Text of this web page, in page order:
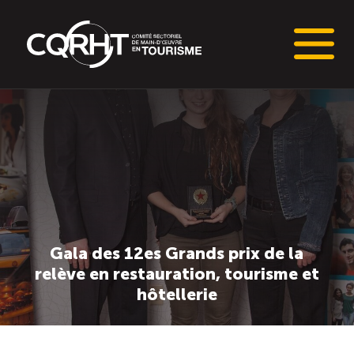
Connaissances stratégiques
Informations sur le marché du travail (IMT)
Tableaux de bord de l’industrie touristique
Main-d’oeuvre en tourisme
Le pôle IMT
Gala des 12es Grands prix de la
relève en restauration, tourisme et
hôtellerie